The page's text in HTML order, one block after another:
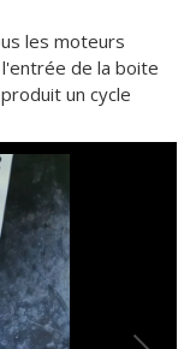
les moteurs
de la boite
un cycle